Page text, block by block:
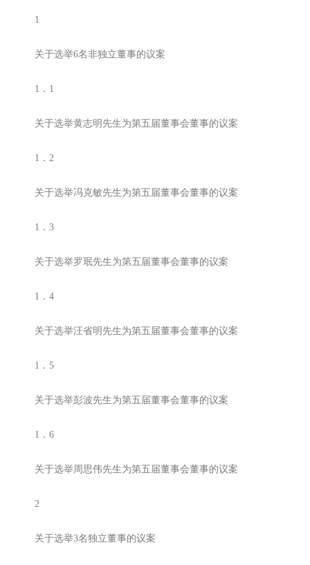
1
关于选举6名非独立董事的议案
1．1
关于选举黄志明先生为第五届董事会董事的议案
1．2
关于选举冯克敏先生为第五届董事会董事的议案
1．3
关于选举罗珉先生为第五届董事会董事的议案
1．4
关于选举汪省明先生为第五届董事会董事的议案
1．5
关于选举彭波先生为第五届董事会董事的议案
1．6
关于选举周思伟先生为第五届董事会董事的议案
2
关于选举3名独立董事的议案